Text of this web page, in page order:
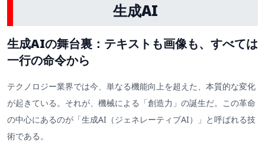
生成AI
生成AIの舞台裏：テキストも画像も、すべては
一行の命令から
テクノロジー業界では今、単なる機能向上を超えた、本質的な変化
が起きている。それが、機械による「創造力」の誕生だ。この革命
の中心にあるのが「生成AI（ジェネレーティブAI）」と呼ばれる技
術である。